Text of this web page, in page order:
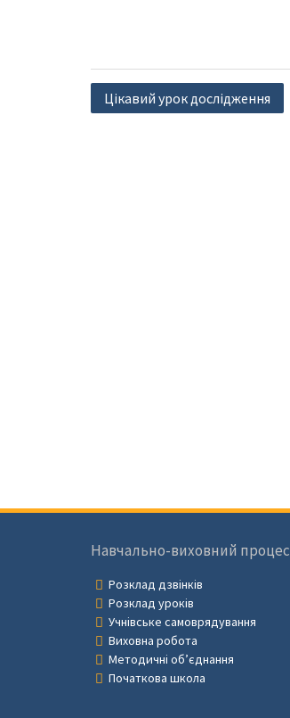
Навігація
Цікавий урок дослідження
Навчально-виховний процес
Розклад дзвінків
Розклад уроків
Учнівське самоврядування
Виховна робота
Методичні об’єднання
Початкова школа